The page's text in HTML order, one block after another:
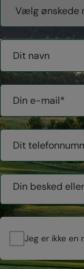
Jeg er ikke en